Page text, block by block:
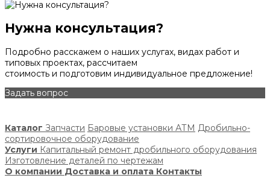
Нужна консультация?
Подробно расскажем о наших услугах, видах работ и
типовых проектах, рассчитаем
стоимость и подготовим индивидуальное предложение!
Задать вопрос
Каталог Запчасти Баровые установки АТМ Дробильно-
сортировочное оборудование
Услуги Капитальный ремонт дробильного оборудования
Изготовление деталей по чертежам
О компании Доставка и оплата Контакты